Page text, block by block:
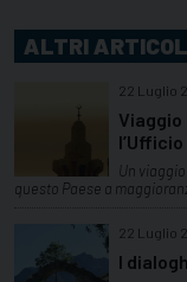
ALTRI
22 Luglio
Un
questo Paese a
22 Luglio
I